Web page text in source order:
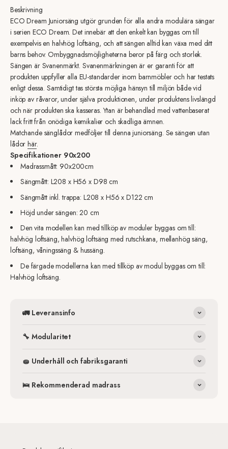
Beskrivning
ECO Dream Juniorsäng utgör grunden för alla andra modulära sängar
i serien ECO Dream. Det innebär att den enkelt kan byggas om till
exempelvis en halvhög loftsäng, och att sängen alltid kan växa med ditt
barns behov. Ombyggnadsmöjligheterna beror på färg och storlek.
Sängen är Svanenmärkt. Svanenmärkningen är er garanti för att
produkten uppfyller alla EU-standarder inom barnmöbler och har testats
enligt dessa. Samtidigt tas största möjliga hänsyn till miljön både vid
inköp av råvaror, under själva produktionen, under produktens livslängd
och när produkten ska kasseras. Ytan är behandlad med vattenbaserat
lack fritt från onödiga kemikalier och skadliga ämnen.
Matchande sänglådor medföljer till denna juniorsäng. Se sängen utan
lådorhär.
Specifikationer 90x200
Madrassmått: 90x200cm
Sängmått: L208 x H56 x D98 cm
Sängmått inkl. trappa: L208 x H56 x D122 cm
Höjd under sängen: 20 cm
Den vita modellen kan med tillköp av moduler byggas om till:
halvhög loftsäng, halvhög loftsäng med rutschkana, mellanhög säng,
loftsäng, våningssäng & hussäng.
De färgade modellerna kan med tillköp av modul byggas om till:
Halvhög loftsäng.
🚛 Leveransinfo
🔧 Modularitet
🧽 Underhåll och fabriksgaranti
🛌 Rekommenderad madrass